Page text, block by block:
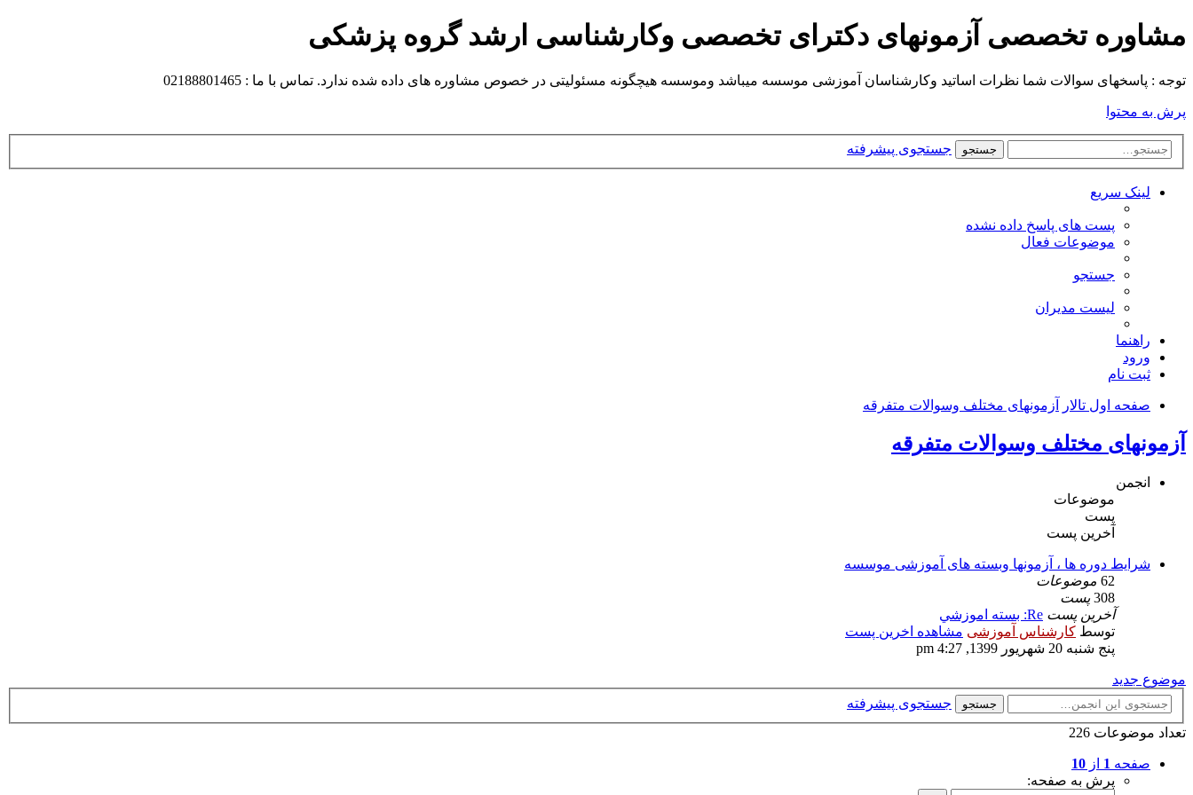
مشاوره تخصصی آزمونهای دکترای تخصصی وکارشناسی ارشد گروه پزشکی
توجه : پاسخهای سوالات شما نظرات اساتید وکارشناسان آموزشی موسسه میباشد وموسسه هیچگونه مسئولیتی در خصوص مشاوره های داده شده ندارد. تماس با ما : 02188801465
پرش به محتوا
جستجو جستجوی پیشرفته
لینک سریع
پست های پاسخ داده نشده
موضوعات فعال
جستجو
لیست مدیران
راهنما
ورود
ثبت نام
صفحه اول تالار آزمونهای مختلف وسوالات متفرقه
آزمونهای مختلف وسوالات متفرقه
انجمن
موضوعات
پست
آخرین پست
شرایط دوره ها ، آزمونها وبسته های آموزشی موسسه
62 موضوعات
308 پست
آخرین پست Re: بسته اموزشي
توسط کارشناس آموزشی مشاهده اخرین پست
پنج شنبه 20 شهریور 1399, 4:27 pm
موضوع جدید
جستجو
جستجوی پیشرفته
تعداد موضوعات 226
صفحه 1 از 10
پرش به صفحه: